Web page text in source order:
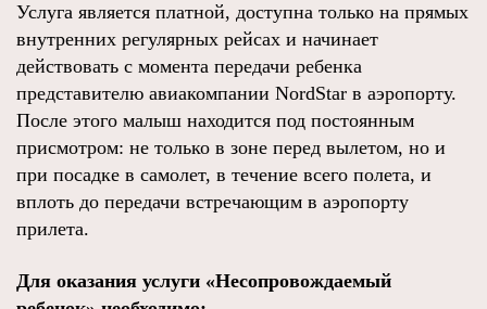
Услуга является платной, доступна только на прямых
внутренних регулярных рейсах и начинает
действовать с момента передачи ребенка
представителю авиакомпании NordStar в аэропорту.
После этого малыш находится под постоянным
присмотром: не только в зоне перед вылетом, но и
при посадке в самолет, в течение всего полета, и
вплоть до передачи встречающим в аэропорту
прилета.
Для оказания услуги «Несопровождаемый